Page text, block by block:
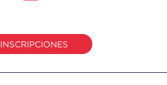
INSCRIPCIONES